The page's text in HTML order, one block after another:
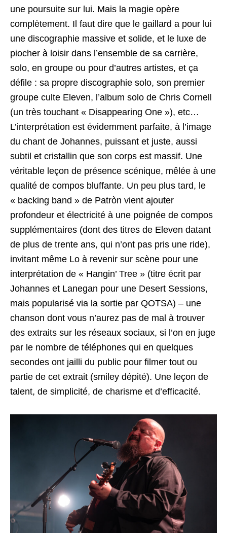
une poursuite sur lui. Mais la magie opère
complètement. Il faut dire que le gaillard a pour lui
une discographie massive et solide, et le luxe de
piocher à loisir dans l’ensemble de sa carrière,
solo, en groupe ou pour d’autres artistes, et ça
défile : sa propre discographie solo, son premier
groupe culte Eleven, l’album solo de Chris Cornell
(un très touchant « Disappearing One »), etc…
L’interprétation est évidemment parfaite, à l’image
du chant de Johannes, puissant et juste, aussi
subtil et cristallin que son corps est massif. Une
véritable leçon de présence scénique, mêlée à une
qualité de compos bluffante. Un peu plus tard, le
« backing band » de Patròn vient ajouter
profondeur et électricité à une poignée de compos
supplémentaires (dont des titres de Eleven datant
de plus de trente ans, qui n’ont pas pris une ride),
invitant même Lo à revenir sur scène pour une
interprétation de « Hangin’ Tree » (titre écrit par
Johannes et Lanegan pour une Desert Sessions,
mais popularisé via la sortie par QOTSA) – une
chanson dont vous n’aurez pas de mal à trouver
des extraits sur les réseaux sociaux, si l’on en juge
par le nombre de téléphones qui en quelques
secondes ont jailli du public pour filmer tout ou
partie de cet extrait (smiley dépité). Une leçon de
talent, de simplicité, de charisme et d’efficacité.